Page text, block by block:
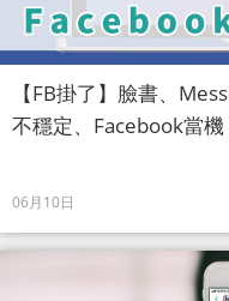
【FB掛了】臉書、
不穩定、Facebook當機
06月10日